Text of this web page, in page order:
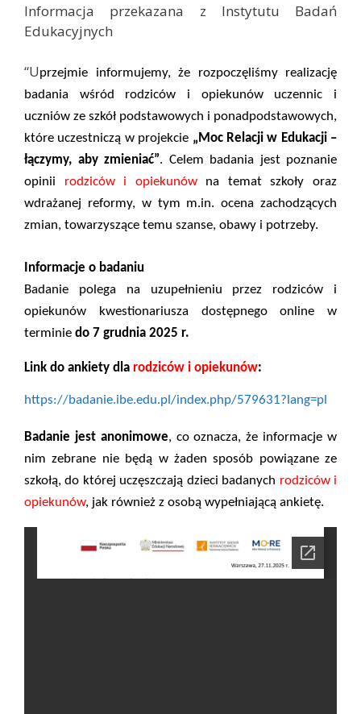
Informacja przekazana z Instytutu Badań
Edukacyjnych
“Uprzejmie informujemy, że rozpoczęliśmy realizację
badania wśród rodziców i opiekunów uczennic i
uczniów ze szkół podstawowych i ponadpodstawowych,
które uczestniczą w projekcie „Moc Relacji w Edukacji –
łączymy, aby zmieniać”. Celem badania jest poznanie
opinii rodziców i opiekunówna temat szkoły oraz
wdrażanej reformy, w tym m.in. ocena zachodzących
zmian, towarzyszące temu szanse, obawy i potrzeby.
Informacje o badaniu
Badanie polega na uzupełnieniu przez rodziców i
opiekunów kwestionariusza dostępnego online w
terminie do 7 grudnia 2025 r.
Link do ankiety dla rodziców i opiekunów:
https://badanie.ibe.edu.pl/index.php/579631?lang=pl
Badanie jest anonimowe, co oznacza, że informacje w
nim zebrane nie będą w żaden sposób powiązane ze
szkołą, do której uczęszczają dzieci badanych rodziców i
opiekunów, jak również z osobą wypełniającą ankietę.